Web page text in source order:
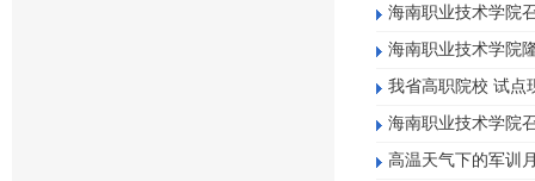
海南职业技术学院
海南职业技术学院
我省高职院校 试点
海南职业技术学院
高温天气下的军训